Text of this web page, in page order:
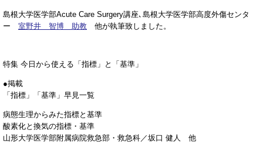
島根大学医学部Acute Care Surgery講座､島根大学医学部高度外傷センタ
ー 室野井 智博 助教 他が執筆致しました。
特集 今日から使える「指標」と「基準」
●掲載
「指標」「基準」早見一覧
病態生理からみた指標と基準
酸素化と換気の指標・基準
山形大学医学部附属病院救急部・救急科／坂口 健人 他